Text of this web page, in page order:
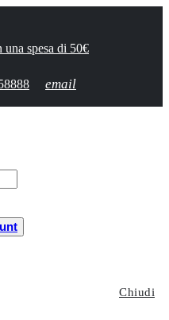
spesa di 50€
email
Chiudi